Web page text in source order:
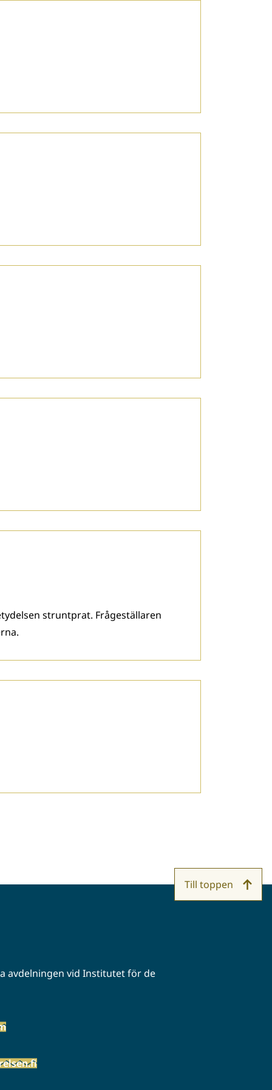
struntprat. Frågeställaren
avdelningen vid Institutet för de
Till toppen